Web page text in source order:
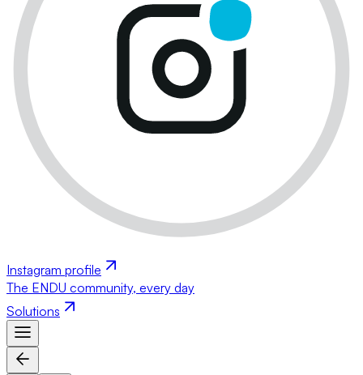
Instagram profile
The ENDU community, every day
Solutions